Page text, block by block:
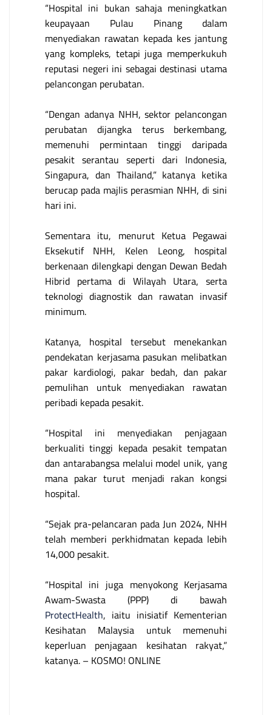
“Hospital ini bukan sahaja meningkatkan
keupayaan Pulau Pinang dalam
menyediakan rawatan kepada kes jantung
yang kompleks, tetapi juga memperkukuh
reputasi negeri ini sebagai destinasi utama
pelancongan perubatan.
“Dengan adanya NHH, sektor pelancongan
perubatan dijangka terus berkembang,
memenuhi permintaan tinggi daripada
pesakit serantau seperti dari Indonesia,
Singapura, dan Thailand,” katanya ketika
berucap pada majlis perasmian NHH, di sini
hari ini.
Sementara itu, menurut Ketua Pegawai
Eksekutif NHH, Kelen Leong, hospital
berkenaan dilengkapi dengan Dewan Bedah
Hibrid pertama di Wilayah Utara, serta
teknologi diagnostik dan rawatan invasif
minimum.
Katanya, hospital tersebut menekankan
pendekatan kerjasama pasukan melibatkan
pakar kardiologi, pakar bedah, dan pakar
pemulihan untuk menyediakan rawatan
peribadi kepada pesakit.
“Hospital ini menyediakan penjagaan
berkualiti tinggi kepada pesakit tempatan
dan antarabangsa melalui model unik, yang
mana pakar turut menjadi rakan kongsi
hospital.
“Sejak pra-pelancaran pada Jun 2024, NHH
telah memberi perkhidmatan kepada lebih
14,000 pesakit.
“Hospital ini juga menyokong Kerjasama
Awam-Swasta (PPP) di bawah
ProtectHealth, iaitu inisiatif Kementerian
Kesihatan Malaysia untuk memenuhi
keperluan penjagaan kesihatan rakyat,”
katanya. – KOSMO! ONLINE